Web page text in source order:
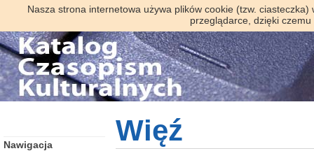
Nasza strona internetowa używa plików cookie (tzw.
przeglądarce, dzięki
Więź
Nawigacja